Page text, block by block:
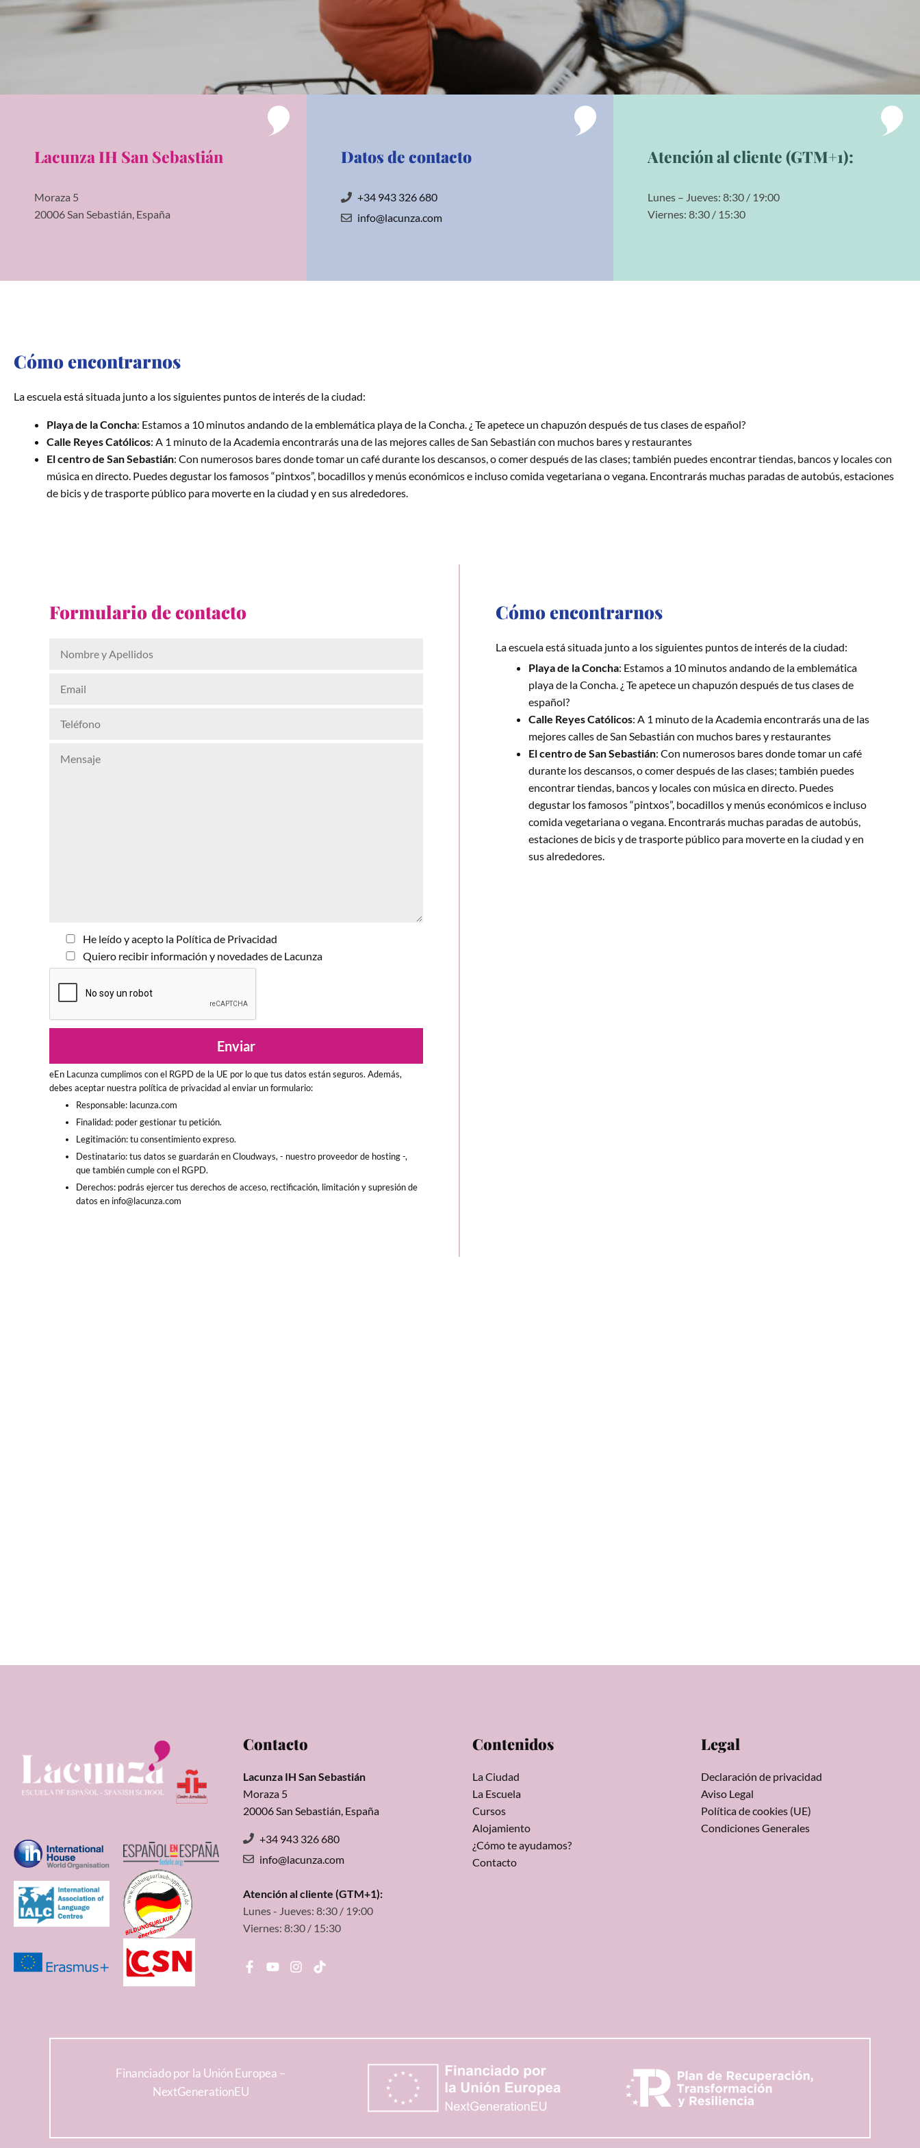
Lacunza IH San Sebastián
Moraza 5
20006 San Sebastián, España
Datos de contacto
+34 943 326 680
info@lacunza.com
Atención al cliente (GTM+1):
Lunes – Jueves: 8:30 / 19:00
Viernes: 8:30 / 15:30
Cómo encontrarnos
La escuela está situada junto a los siguientes puntos de interés de la ciudad:
Playa de la Concha: Estamos a 10 minutos andando de la emblemática playa de la Concha. ¿ Te apetece un chapuzón después de tus clases de español?
Calle Reyes Católicos: A 1 minuto de la Academia encontrarás una de las mejores calles de San Sebastián con muchos bares y restaurantes
El centro de San Sebastián: Con numerosos bares donde tomar un café durante los descansos, o comer después de las clases; también puedes encontrar tiendas, bancos y locales con
música en directo. Puedes degustar los famosos “pintxos”, bocadillos y menús económicos e incluso comida vegetariana o vegana. Encontrarás muchas paradas de autobús, estaciones
de bicis y de trasporte público para moverte en la ciudad y en sus alrededores.
Formulario de contacto
He leído y acepto la Política de Privacidad
Quiero recibir información y novedades de Lacunza
eEn Lacunza cumplimos con el RGPD de la UE por lo que tus datos están seguros. Además,
debes aceptar nuestra política de privacidad al enviar un formulario:
Responsable: lacunza.com
Finalidad: poder gestionar tu petición.
Legitimación: tu consentimiento expreso.
Destinatario: tus datos se guardarán en Cloudways, - nuestro proveedor de hosting -,
que también cumple con el RGPD.
Derechos: podrás ejercer tus derechos de acceso, rectificación, limitación y supresión de
datos en info@lacunza.com
Cómo encontrarnos
La escuela está situada junto a los siguientes puntos de interés de la ciudad:
Playa de la Concha: Estamos a 10 minutos andando de la emblemática
playa de la Concha. ¿ Te apetece un chapuzón después de tus clases de
español?
Calle Reyes Católicos: A 1 minuto de la Academia encontrarás una de las
mejores calles de San Sebastián con muchos bares y restaurantes
El centro de San Sebastián: Con numerosos bares donde tomar un café
durante los descansos, o comer después de las clases; también puedes
encontrar tiendas, bancos y locales con música en directo. Puedes
degustar los famosos “pintxos”, bocadillos y menús económicos e incluso
comida vegetariana o vegana. Encontrarás muchas paradas de autobús,
estaciones de bicis y de trasporte público para moverte en la ciudad y en
sus alrededores.
Contacto
Lacunza IH San Sebastián
Moraza 5
20006 San Sebastián, España
+34 943 326 680
info@lacunza.com
Atención al cliente (GTM+1):
Lunes - Jueves: 8:30 / 19:00
Viernes: 8:30 / 15:30
Contenidos
La Ciudad
La Escuela
Cursos
Alojamiento
¿Cómo te ayudamos?
Contacto
Legal
Declaración de privacidad
Aviso Legal
Política de cookies (UE)
Condiciones Generales
Financiado por la Unión Europea –
NextGenerationEU